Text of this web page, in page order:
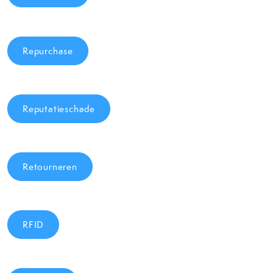
Repurchase
Reputatieschade
Retourneren
RFID